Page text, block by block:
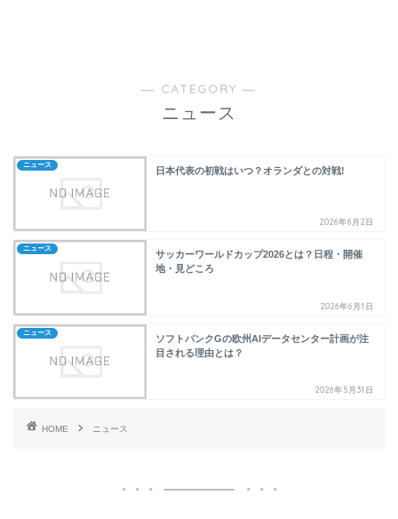
― CATEGORY ―
ニュース
ニュース
日本代表の初戦はいつ？オランダとの対戦!
2026年6月2日
ニュース
サッカーワールドカップ2026とは？日程・開催
地・見どころ
2026年6月1日
ニュース
ソフトバンクGの欧州AIデータセンター計画が注
目される理由とは？
2026年5月31日
HOME ニュース